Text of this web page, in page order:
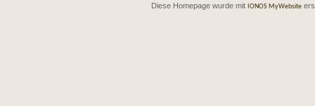
Diese Homepage wurde mit IONOS MyWebsite